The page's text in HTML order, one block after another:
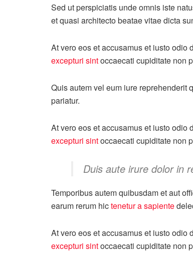
Sed ut perspiciatis unde omnis iste
et quasi architecto beatae vitae dicta
At vero eos et accusamus et iusto
excepturi sintoccaecati cupiditate non
Quis autem vel eum iure reprehenderit
pariatur.
At vero eos et accusamus et iusto
excepturi sintoccaecati cupiditate non
Duis aute irure dolor in
Temporibus autem quibusdam et aut
earum rerum hictenetur a sapiente
At vero eos et accusamus et iusto
excepturi sintoccaecati cupiditate non